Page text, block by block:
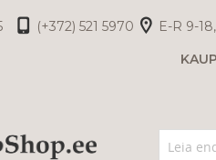
(+372) 521 5970
E-R 9-